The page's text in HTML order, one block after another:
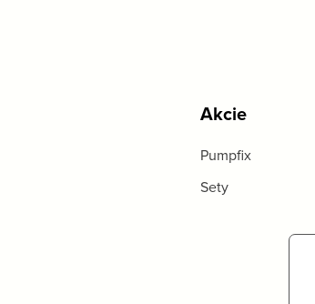
Akcie
Pumpfix
Sety